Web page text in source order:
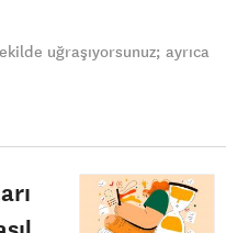
uğraşıyorsunuz; ayrıca